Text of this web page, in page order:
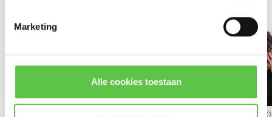
Marketing
Alle cookies toestaan
24 February